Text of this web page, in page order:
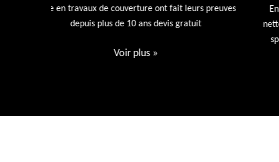
Entreprise de nettoyage de toiture 72 Sarthe nous
nettoyons et rénovons votre toiture avec nos produits
gratuit.